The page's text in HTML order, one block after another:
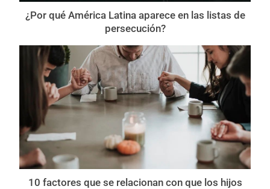
¿Por qué América Latina aparece en las listas de
persecución?
10 factores que se relacionan con que los hijos